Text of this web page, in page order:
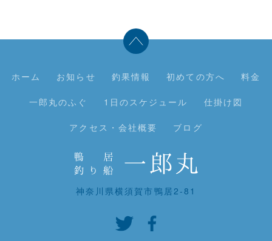
ホーム お知らせ 釣果情報 初めての方へ 料金
一郎丸のふぐ 1日のスケジュール 仕掛け図
アクセス・会社概要 ブログ
神奈川県横須賀市鴨居2-81